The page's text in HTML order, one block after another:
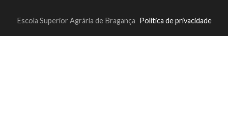
Escola Superior Agrária de Bragança Política de privacidade